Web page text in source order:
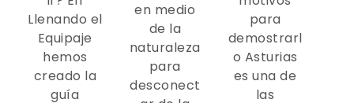
Llenando el
Equipaje
hemos
creado la
guía
en medio
de la
naturaleza
para
desconect
para
demostrarl
o Asturias
es una de
las